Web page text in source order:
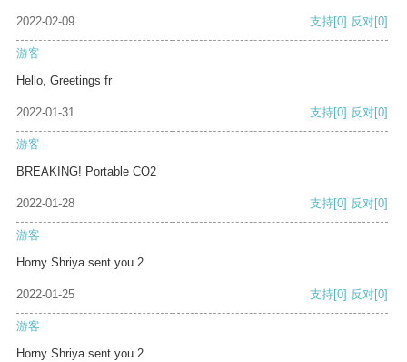
2022-02-09 支持[0] 反对[0]
游客
Hello, Greetings fr
2022-01-31 支持[0] 反对[0]
游客
BREAKING! Portable CO2
2022-01-28 支持[0] 反对[0]
游客
Horny Shriya sent you 2
2022-01-25 支持[0] 反对[0]
游客
Horny Shriya sent you 2